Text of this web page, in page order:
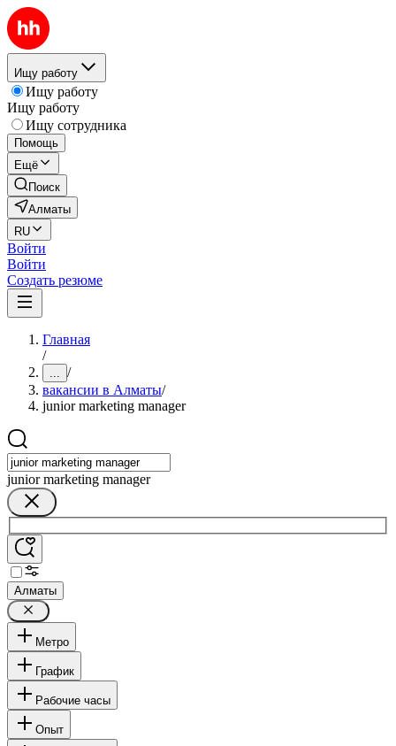
Ищу работу
Ищу работу
Ищу работу
Ищу сотрудника
Помощь
Ещё
Поиск
Алматы
RU
Войти
Войти
Создать резюме
Главная
/
... /
вакансии в Алматы/
junior marketing manager
junior marketing manager
Алматы
Метро
График
Рабочие часы
Опыт